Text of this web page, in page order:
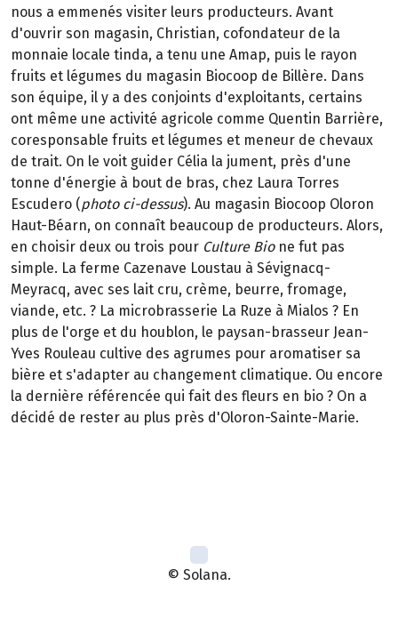
nous a emmenés visiter leurs producteurs. Avant
d'ouvrir son magasin, Christian, cofondateur de la
monnaie locale tinda, a tenu une Amap, puis le rayon
fruits et légumes du magasin Biocoop de Billère. Dans
son équipe, il y a des conjoints d'exploitants, certains
ont même une activité agricole comme Quentin Barrière,
coresponsable fruits et légumes et meneur de chevaux
de trait. On le voit guider Célia la jument, près d'une
tonne d'énergie à bout de bras, chez Laura Torres
Escudero (photo ci-dessus). Au magasin Biocoop Oloron
Haut-Béarn, on connaît beaucoup de producteurs. Alors,
en choisir deux ou trois pour Culture Bione fut pas
simple. La ferme Cazenave Loustau à Sévignacq-
Meyracq, avec ses lait cru, crème, beurre, fromage,
viande, etc. ? La microbrasserie La Ruze à Mialos ? En
plus de l'orge et du houblon, le paysan-brasseur Jean-
Yves Rouleau cultive des agrumes pour aromatiser sa
bière et s'adapter au changement climatique. Ou encore
la dernière référencée qui fait des fleurs en bio ? On a
décidé de rester au plus près d'Oloron-Sainte-Marie.
© Solana.